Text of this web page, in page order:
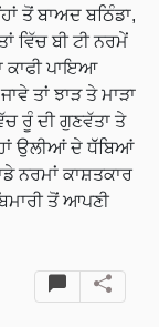
ਤੋਂ ਬਾਅਦ ਬਠਿੰਡਾ,
ਵਿੱਚ ਬੀ ਟੀ ਨਰਮੇਂ
ਕਾਫੀ ਪਾਇਆ
ਤਾਂ ਝਾੜ ਤੇ ਮਾੜਾ
ਰੂੰ ਦੀ ਗੁਣਵੱਤਾ ਤੇ
ਉਲੀਆਂ ਦੇ ਧੱੱਬਿਆਂ
ਨਰਮਾਂ ਕਾਸ਼ਤਕਾਰ
ਤੋਂ ਆਪਣੀ